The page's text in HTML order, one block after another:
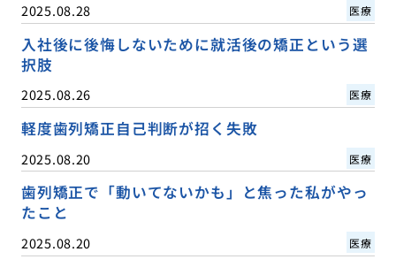
2025.08.28 医療
入社後に後悔しないために就活後の矯正という選
択肢
2025.08.26 医療
軽度歯列矯正自己判断が招く失敗
2025.08.20 医療
歯列矯正で「動いてないかも」と焦った私がやっ
たこと
2025.08.20 医療